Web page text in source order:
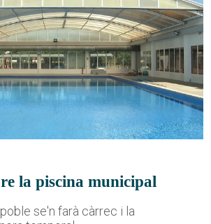
la piscina municipal
se'n farà càrrec i la